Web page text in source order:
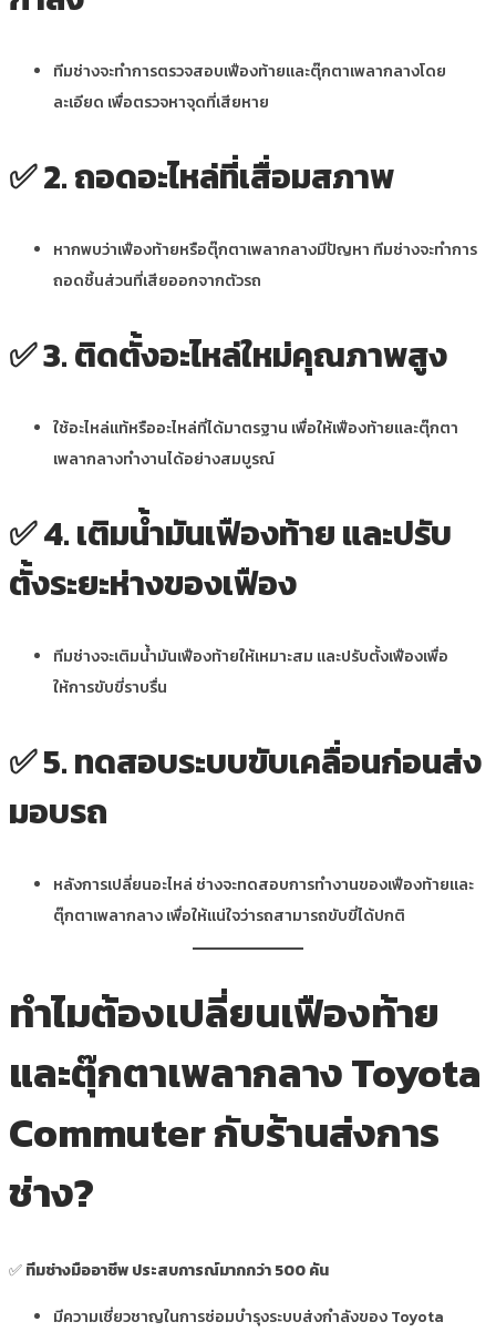
ทีมช่างจะทำการตรวจสอบเฟืองท้ายและตุ๊กตาเพลากลางโดย
ละเอียด เพื่อตรวจหาจุดที่เสียหาย
✅2. ถอดอะไหล่ที่เสื่อมสภาพ
หากพบว่าเฟืองท้ายหรือตุ๊กตาเพลากลางมีปัญหา ทีมช่างจะทำการ
ถอดชิ้นส่วนที่เสียออกจากตัวรถ
✅3. ติดตั้งอะไหล่ใหม่คุณภาพสูง
ใช้อะไหล่แท้หรืออะไหล่ที่ได้มาตรฐาน เพื่อให้เฟืองท้ายและตุ๊กตา
เพลากลางทำงานได้อย่างสมบูรณ์
✅4. เติมน้ำมันเฟืองท้าย และปรับ
ตั้งระยะห่างของเฟือง
ทีมช่างจะเติมน้ำมันเฟืองท้ายให้เหมาะสม และปรับตั้งเฟืองเพื่อ
ให้การขับขี่ราบรื่น
✅5. ทดสอบระบบขับเคลื่อนก่อนส่ง
มอบรถ
หลังการเปลี่ยนอะไหล่ ช่างจะทดสอบการทำงานของเฟืองท้ายและ
ตุ๊กตาเพลากลาง เพื่อให้แน่ใจว่ารถสามารถขับขี่ได้ปกติ
ทำไมต้องเปลี่ยนเฟืองท้าย
และตุ๊กตาเพลากลาง Toyota
Commuter กับร้านส่งการ
ช่าง?
✅ทีมช่างมืออาชีพ ประสบการณ์มากกว่า 500 คัน
มีความเชี่ยวชาญในการซ่อมบำรุงระบบส่งกำลังของ Toyota